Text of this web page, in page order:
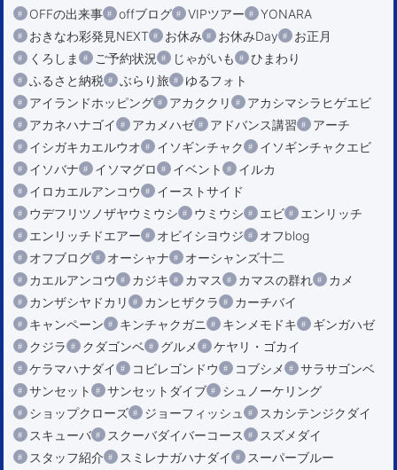
OFFの出来事
offブログ VIPツアー
YONARA
おきなわ彩発見NEXT
お休み お休みDay
お正月
くろしま
ご予約状況 じゃがいも
ひまわり
ふるさと納税
ぶらり旅
ゆるフォト
アイランドホッピング
アカククリ
アカシマシラヒゲエビ
アカネハナゴイ
アカメハゼ アドバンス講習
アーチ
イシガキカエルウオ
イソギンチャク
イソギンチャクエビ
イソバナ
イソマグロ イベント
イルカ
イロカエルアンコウ
イーストサイド
ウデフリツノザヤウミウシ
ウミウシ エビ
エンリッチ
エンリッチドエアー
オビイシヨウジ
オフblog
オフブログ
オーシャナ
オーシャンズ十二
カエルアンコウ
カジキ カマス カマスの群れ
カメ
カンザシヤドカリ
カンヒザクラ
カーチバイ
キャンペーン
キンチャクガニ キンメモドキ
ギンガハゼ
クジラ
クダゴンベ グルメ
ケヤリ・ゴカイ
ケラマハナダイ
コビレゴンドウ コブシメ
サラサゴンベ
サンセット
サンセットダイブ
シュノーケリング
ショップクローズ
ジョーフィッシュ
スカシテンジクダイ
スキューバ
スクーバダイバーコース
スズメダイ
スタッフ紹介
スミレナガハナダイ
スーパーブルー